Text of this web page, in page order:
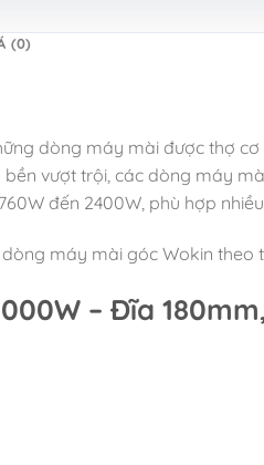
(0)
dòng máy mài được thợ
vượt trội, các dòng máy
đến 2400W, phù hợp
máy mài góc Wokin
– Đĩa